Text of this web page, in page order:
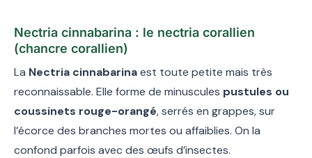
Nectria cinnabarina : le nectria corallien
(chancre corallien)
La Nectria cinnabarinaest toute petite mais très
reconnaissable. Elle forme de minuscules pustules ou
coussinets rouge-orangé, serrés en grappes, sur
l’écorce des branches mortes ou affaiblies. On la
confond parfois avec des œufs d’insectes.